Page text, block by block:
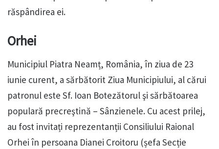
răspândirea ei.
Orhei
Municipiul Piatra Neamț, România, în ziua de 23
iunie curent, a sărbătorit Ziua Municipiului, al cărui
patronul este Sf. Ioan Botezătorul şi sărbătoarea
populară precreştină – Sânzienele. Cu acest prilej,
au fost invitați reprezentanții Consiliului Raional
Orhei în persoana Dianei Croitoru (șefa Secție